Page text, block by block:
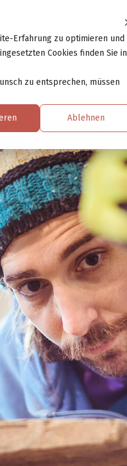
Erfahrung zu optimieren und
Cookies finden Sie in
zu entsprechen, müssen
Ablehnen
Erfolgsgeschichten